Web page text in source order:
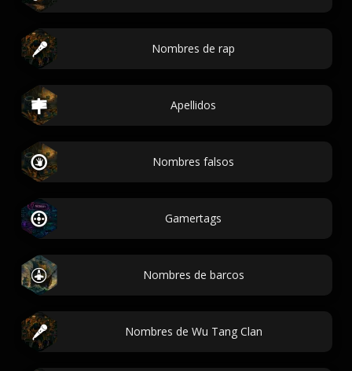
Nombres de rap
Apellidos
Nombres falsos
Gamertags
Nombres de barcos
Nombres de Wu Tang Clan